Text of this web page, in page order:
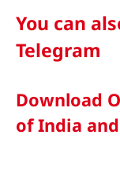
You can
Telegram
Download
of India